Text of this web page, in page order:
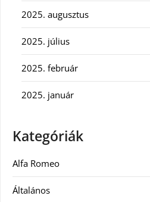
2025. augusztus
2025. július
2025. február
2025. január
Kategóriák
Alfa Romeo
Általános